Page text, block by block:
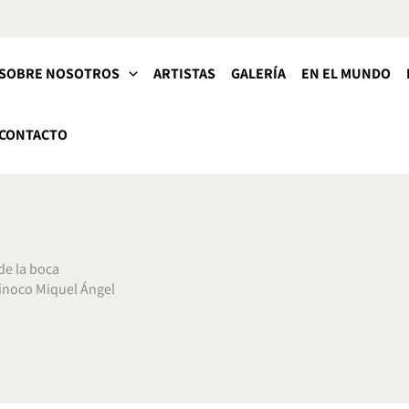
NOSOTROS ARTISTAS GALERÍA EN EL MUNDO
la boca
Miquel Ángel